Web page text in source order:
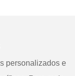
personalizados e